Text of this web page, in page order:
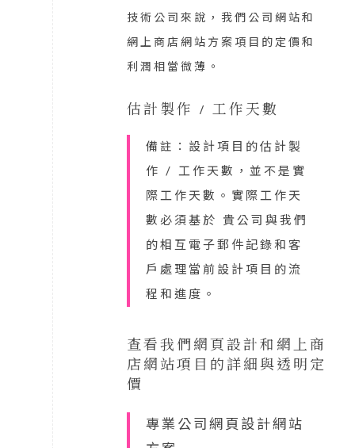
技術公司來說，我們公司網站和
網上商店網站方案項目的定價和
利潤相當微薄。
估計製作 / 工作天數
備註：設計項目的估計製
作 / 工作天數，並不是實
際工作天數。實際工作天
數必須基於 貴公司與我們
的相互電子郵件記錄和客
戶處理當前設計項目的流
程和進度。
查看我們網頁設計和網上商
店網站項目的詳細與透明定
價
專業公司網頁設計網站